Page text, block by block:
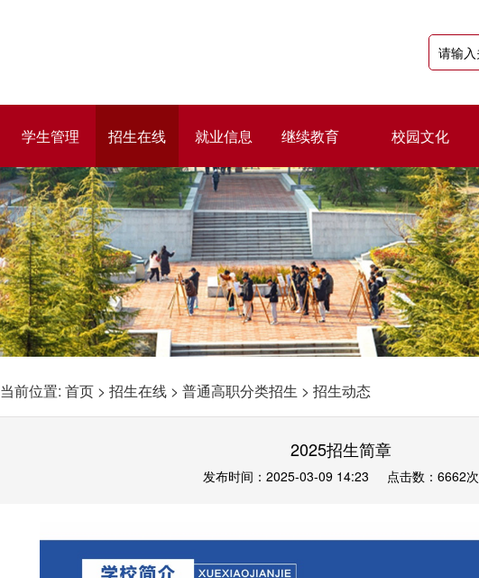
学生管理 招生在线 就业信息 继续教育 校园文化
当前位置:首页 >招生在线 >普通高职分类招生 >招生动态
2025招生简章
发布时间：2025-03-09 14:23 点击数：6662次